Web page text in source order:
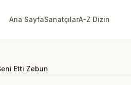
Ana SayfaSanatçılarA-Z Dizin
Etti Zebun